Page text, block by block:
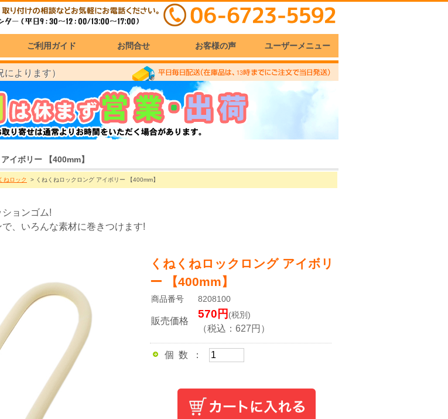
ご利用ガイド お問合せ お客様の声 ユーザーメニュー
よります）
イボリー 【400mm】
ねロック > くねくねロックロング アイボリー 【400mm】
ョンゴム!
、いろんな素材に巻きつけます!
くねくねロックロング アイボリ
ー 【400mm】
商品番号 8208100
販売価格
570 円 (税別)
（税込： 627 円）
個 数 ：